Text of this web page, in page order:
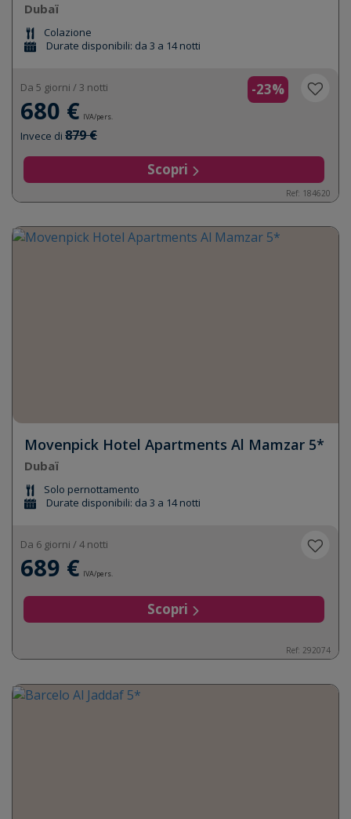
Dubaï
Colazione
Durate disponibili: da 3 a 14 notti
-23%
Da 5 giorni / 3 notti
680 € IVA/pers.
Invece di 879 €
Scopri
Ref: 184620
Movenpick Hotel Apartments Al Mamzar 5*
Dubaï
Solo pernottamento
Durate disponibili: da 3 a 14 notti
Da 6 giorni / 4 notti
689 € IVA/pers.
Scopri
Ref: 292074